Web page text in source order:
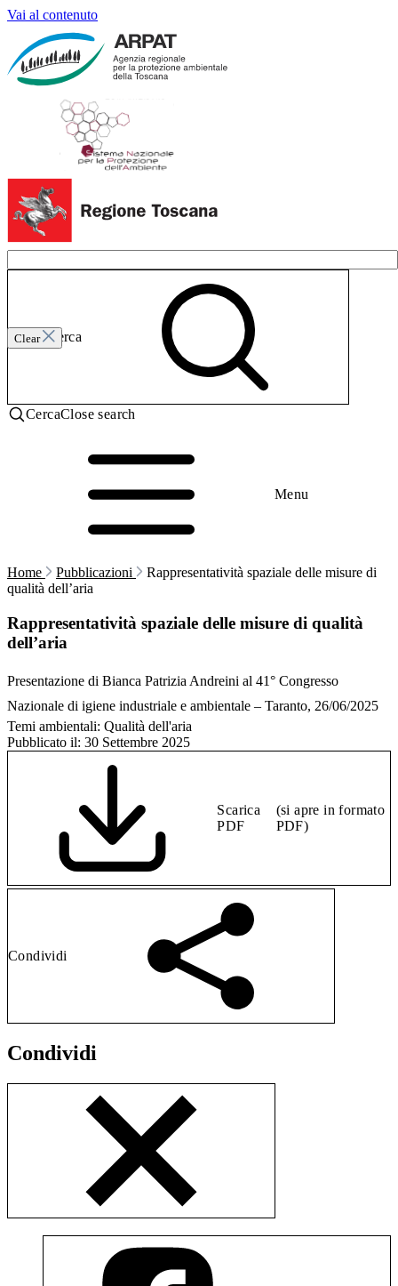
Vai al contenuto
Clear
Invia ricerca
CercaClose search
Menu
Home Pubblicazioni
Rappresentatività spaziale delle misure di
qualità dell’aria
Rappresentatività spaziale delle misure di qualità
dell’aria
Presentazione di Bianca Patrizia Andreini al 41° Congresso
Nazionale di igiene industriale e ambientale – Taranto, 26/06/2025
Temi ambientali: Qualità dell'aria
Pubblicato il: 30 Settembre 2025
Scarica
PDF
(si apre in formato
PDF)
Condividi
Condividi